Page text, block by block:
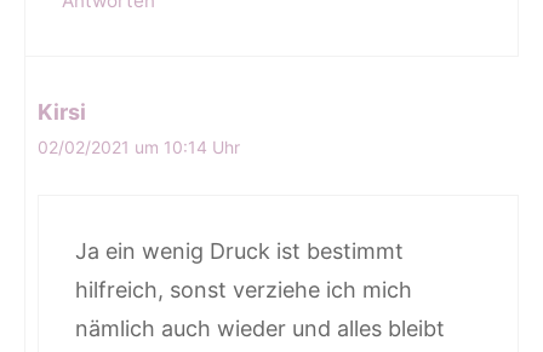
Kirsi
02/02/2021 um 10:14 Uhr
Ja ein wenig Druck ist bestimmt
hilfreich, sonst verziehe ich mich
nämlich auch wieder und alles bleibt